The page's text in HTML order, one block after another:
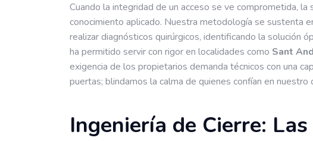
Cuando la integridad de un acceso se ve comprometida,
conocimiento aplicado. Nuestra metodología se sustenta
realizar diagnósticos quirúrgicos, identificando la solución
ha permitido servir con rigor en localidades como Sant
exigencia de los propietarios demanda técnicos con una
puertas; blindamos la calma de quienes confían en nuestro
Ingeniería de Cierre: